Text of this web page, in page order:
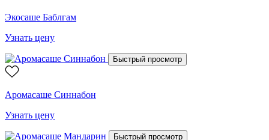
Экосаше Баблгам
Узнать цену
Быстрый просмотр
Аромасаше Синнабон
Узнать цену
Быстрый просмотр